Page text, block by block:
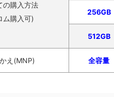
の購入方法
ム購入可)
256GB
512GB
え(MNP) 全容量